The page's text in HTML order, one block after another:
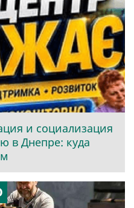
и социализация
в Днепре: куда